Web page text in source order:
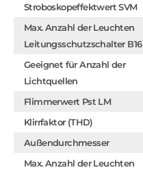
Stroboskopeffektwert SVM
Max. Anzahl der Leuchten
Leitungsschutzschalter B16
Geeignet für Anzahl der
Lichtquellen
Flimmerwert Pst LM
Klirrfaktor (THD)
Außendurchmesser
Max. Anzahl der Leuchten